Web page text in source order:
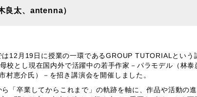
良太、antenna）
12月19日に授業の一環であるGROUP TUTORIALという
校とし現在国内外で活躍中の若手作家－パラモデル（林泰
恵介氏）－を招き講演会を開催しました。
「卒業してからこれまで」の軌跡を軸に、作品や活動の